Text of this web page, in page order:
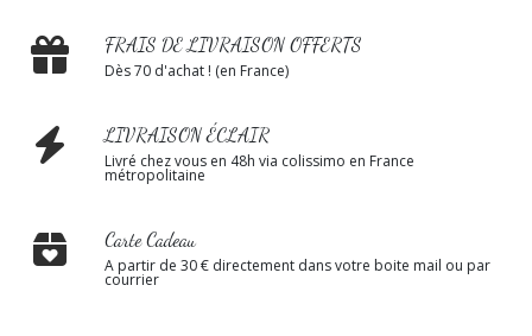
FRAIS DE LIVRAISON OFFERTS
Dès 70 d'achat ! (en France)
LIVRAISON ÉCLAIR
Livré chez vous en 48h via colissimo en France
métropolitaine
Carte Cadeau
A partir de 30 € directement dans votre boite mail ou par
courrier